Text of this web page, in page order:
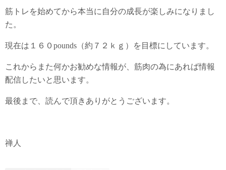
筋トレを始めてから本当に自分の成長が楽しみになりまし
た。
現在は１６０pounds（約７２ｋｇ）を目標にしています。
これからまた何かお勧めな情報が、筋肉の為にあれば情報
配信したいと思います。
最後まで、読んで頂きありがとうございます。
禅人